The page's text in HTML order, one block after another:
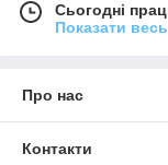
Сьогодні
Показати
Про нас
Контакти